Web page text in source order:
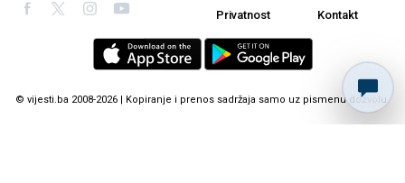
Privatnost
Kontakt
© vijesti.ba 2008-2026 | Kopiranje i prenos sadržaja samo uz pismenu dozvolu.